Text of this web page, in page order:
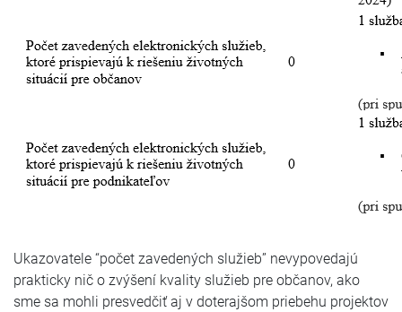
Ukazovatele “počet zavedených služieb” nevypovedajú
prakticky nič o zvýšení kvality služieb pre občanov, ako
sme sa mohli presvedčiť aj v doterajšom priebehu projektov